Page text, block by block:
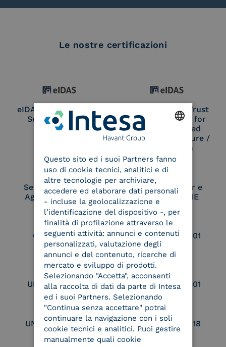
Le nostre certificazioni
eIDAS Qualified Trust
Service Provider
eIDAS Qualified Trust
Service Provider for
Remote Qualified
Electronic Signature /
Seal Creation
Service Provider e
Aggregatore SPID
Service Provider e
Aggregatore CIE
Conservatore
qualificato
UNI EN ISO 37001
UNI EN ISO 9001 UNI EN ISO 27001
UNI EN ISO 27017 UNI EN ISO 27018
ITALIAN
Questo sito ed i suoi Partners fanno
uso di cookie tecnici, analitici e di
altre tecnologie per archiviare,
accedere ed elaborare dati personali
- incluse la geolocalizzazione e
l’identificazione del dispositivo -, per
finalità di profilazione attraverso le
seguenti attività: annunci e contenuti
personalizzati, valutazione degli
annunci e del contenuto, ricerche di
mercato e sviluppo di prodotti.
Selezionando "Accetta", acconsenti
alla raccolta di dati da parte di Intesa
ed i suoi Partners. Selezionando
"Continua senza accettare" potrai
continuare la navigazione con i soli
cookie tecnici e analitici. Puoi gestire
manualmente quali cookie